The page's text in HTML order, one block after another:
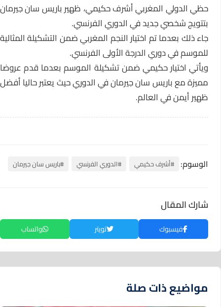
حظي الدولي المغربي أشرف حكيمي، ظهير باريس سان جيرمان
بتتويج شخصي جديد في الدوري الفرنسي.
جاء ذلك بعدما تم اختيار النجم المغربي ضمن التشكيلة المثالية
للموسم في دوري الدرجة الأولى الفرنسي.
ويأتي اختيار حكيمي ضمن تشكيلة الموسم بعدما قدم عروضا
مميزة مع باريس سان جيرمان في الدوري حيث يعتبر حاليا أفضل
ظهير أيمن في العالم.
الوسوم: #أشرف حكيمي #الدوري الفرنسي #باريس سان جيرمان
شارك المقال
فيسبوك تويتر واتساب
مواضيع ذات صلة